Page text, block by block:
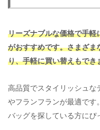
リーズナブルな価格で手軽
がおすすめです。さまざま
り、手軽に買い替えもでき
高品質でスタイリッシュな
やフランフランが最適です
バッグを探している方にぴ